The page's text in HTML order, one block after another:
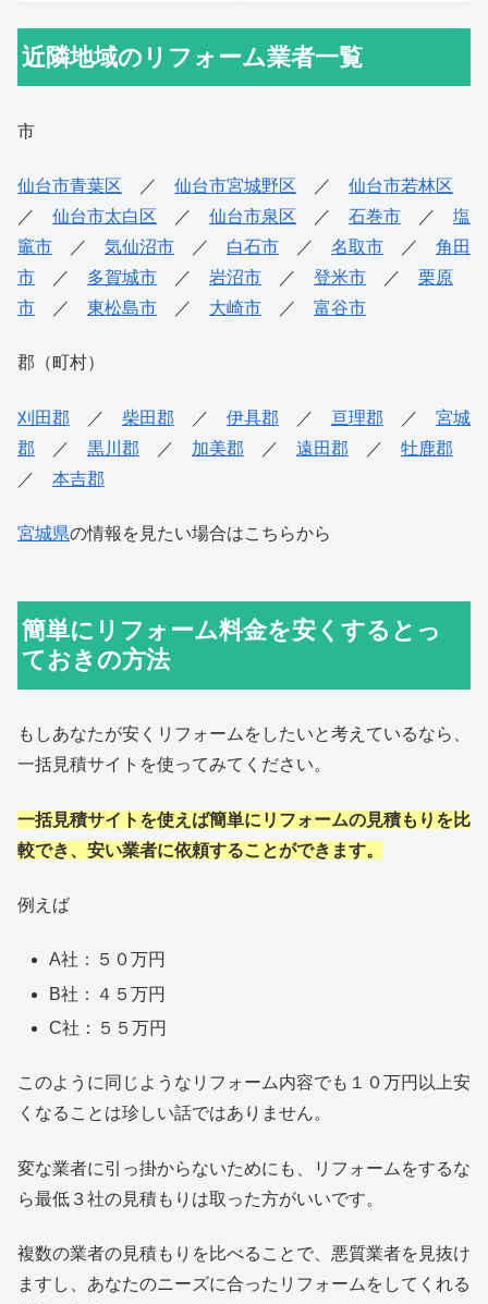
近隣地域のリフォーム業者一覧
市
仙台市青葉区 ／ 仙台市宮城野区 ／ 仙台市若林区
／ 仙台市太白区 ／ 仙台市泉区 ／ 石巻市 ／ 塩
竈市 ／ 気仙沼市 ／ 白石市 ／ 名取市 ／ 角田
市 ／ 多賀城市 ／ 岩沼市 ／ 登米市 ／ 栗原
市 ／ 東松島市 ／ 大崎市 ／ 富谷市
郡（町村）
刈田郡 ／ 柴田郡 ／ 伊具郡 ／ 亘理郡 ／ 宮城
郡 ／ 黒川郡 ／ 加美郡 ／ 遠田郡 ／ 牡鹿郡
／ 本吉郡
宮城県の情報を見たい場合はこちらから
簡単にリフォーム料金を安くするとっ
ておきの方法
もしあなたが安くリフォームをしたいと考えているなら、
一括見積サイトを使ってみてください。
一括見積サイトを使えば簡単にリフォームの見積もりを比
較でき、安い業者に依頼することができます。
例えば
A社：５０万円
B社：４５万円
C社：５５万円
このように同じようなリフォーム内容でも１０万円以上安
くなることは珍しい話ではありません。
変な業者に引っ掛からないためにも、リフォームをするな
ら最低３社の見積もりは取った方がいいです。
複数の業者の見積もりを比べることで、悪質業者を見抜け
ますし、あなたのニーズに合ったリフォームをしてくれる